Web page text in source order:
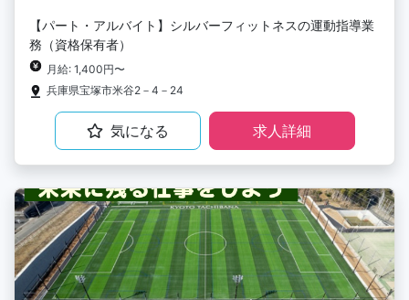
【パート・アルバイト】シルバーフィットネスの運動指導業
務（資格保有者）
月給: 1,400円〜
兵庫県宝塚市米谷2－4－24
気になる 求人詳細